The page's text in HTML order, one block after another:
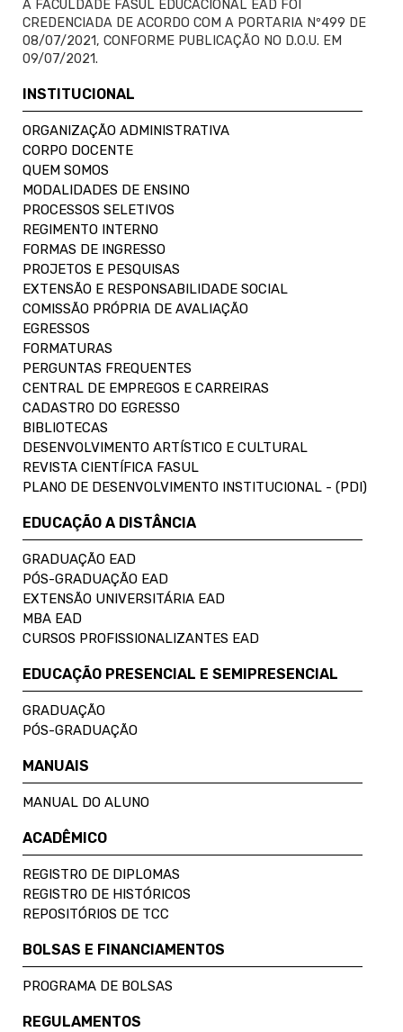
A FACULDADE FASUL EDUCACIONAL EAD FOI
CREDENCIADA DE ACORDO COM A PORTARIA Nº499 DE
08/07/2021, CONFORME PUBLICAÇÃO NO D.O.U. EM
09/07/2021.
INSTITUCIONAL
ORGANIZAÇÃO ADMINISTRATIVA
CORPO DOCENTE
QUEM SOMOS
MODALIDADES DE ENSINO
PROCESSOS SELETIVOS
REGIMENTO INTERNO
FORMAS DE INGRESSO
PROJETOS E PESQUISAS
EXTENSÃO E RESPONSABILIDADE SOCIAL
COMISSÃO PRÓPRIA DE AVALIAÇÃO
EGRESSOS
FORMATURAS
PERGUNTAS FREQUENTES
CENTRAL DE EMPREGOS E CARREIRAS
CADASTRO DO EGRESSO
BIBLIOTECAS
DESENVOLVIMENTO ARTÍSTICO E CULTURAL
REVISTA CIENTÍFICA FASUL
PLANO DE DESENVOLVIMENTO INSTITUCIONAL - (PDI)
EDUCAÇÃO A DISTÂNCIA
GRADUAÇÃO EAD
PÓS-GRADUAÇÃO EAD
EXTENSÃO UNIVERSITÁRIA EAD
MBA EAD
CURSOS PROFISSIONALIZANTES EAD
EDUCAÇÃO PRESENCIAL E SEMIPRESENCIAL
GRADUAÇÃO
PÓS-GRADUAÇÃO
MANUAIS
MANUAL DO ALUNO
ACADÊMICO
REGISTRO DE DIPLOMAS
REGISTRO DE HISTÓRICOS
REPOSITÓRIOS DE TCC
BOLSAS E FINANCIAMENTOS
PROGRAMA DE BOLSAS
REGULAMENTOS